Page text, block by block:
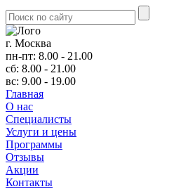
г. Москва
пн-пт: 8.00 - 21.00
сб: 8.00 - 21.00
вс: 9.00 - 19.00
Главная
О нас
Cпециалисты
Услуги и цены
Программы
Отзывы
Акции
Контакты